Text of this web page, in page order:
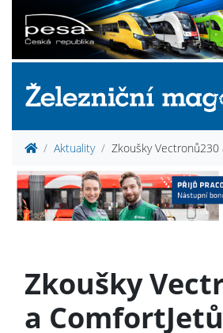
Aktuality Zkoušky Vectronů230
Zkoušky
a ComfortJetů